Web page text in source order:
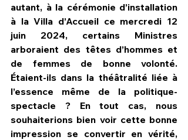
autant, à la cérémonie d’installation
à la Villa d’Accueil ce mercredi 12
juin 2024, certains Ministres
arboraient des têtes d’hommes et
de femmes de bonne volonté.
Étaient-ils dans la théâtralité liée à
l’essence même de la politique-
spectacle ? En tout cas, nous
souhaiterions bien voir cette bonne
impression se convertir en vérité,